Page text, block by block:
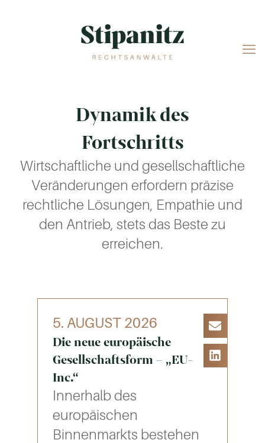
Dynamik des
Fortschritts
Wirtschaftliche und gesellschaftliche
Veränderungen erfordern präzise
rechtliche Lösungen, Empathie und
den Antrieb, stets das Beste zu
erreichen.
5. AUGUST 2026
Die neue europäische
Gesellschaftsform – „EU-
Inc.“
Innerhalb des
europäischen
Binnenmarkts bestehen